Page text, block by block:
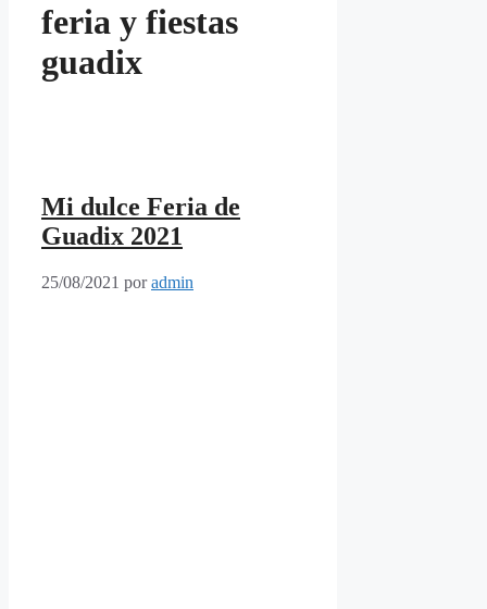
feria y fiestas
guadix
Mi dulce Feria de
Guadix 2021
25/08/2021 poradmin